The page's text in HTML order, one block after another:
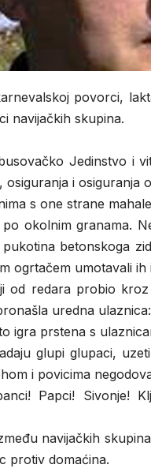
povorci,
navijačkih skupina.
Jedinstvo i
osiguranja i osiguranja
s one strane
okolnim granama.
betonskoga
ogrtačem umotavali
od redara probio
uredna
igra prstena s
glupi glupaci,
i povicima
Papci! Sivonje!
navijačkih
protiv domaćina.